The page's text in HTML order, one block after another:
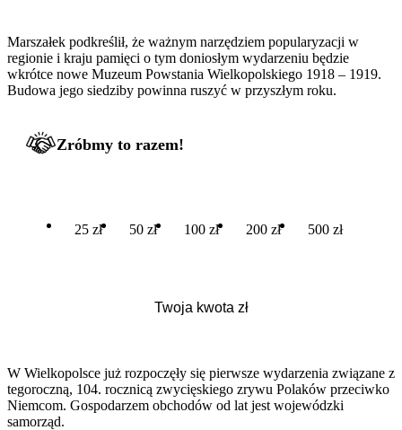
Marszałek podkreślił, że ważnym narzędziem popularyzacji w
regionie i kraju pamięci o tym doniosłym wydarzeniu będzie
wkrótce nowe Muzeum Powstania Wielkopolskiego 1918 – 1919.
Budowa jego siedziby powinna ruszyć w przyszłym roku.
Zróbmy to razem!
25 zł 50 zł 100 zł 200 zł 500 zł
W Wielkopolsce już rozpoczęły się pierwsze wydarzenia związane z
tegoroczną, 104. rocznicą zwycięskiego zrywu Polaków przeciwko
Niemcom. Gospodarzem obchodów od lat jest wojewódzki
samorząd.